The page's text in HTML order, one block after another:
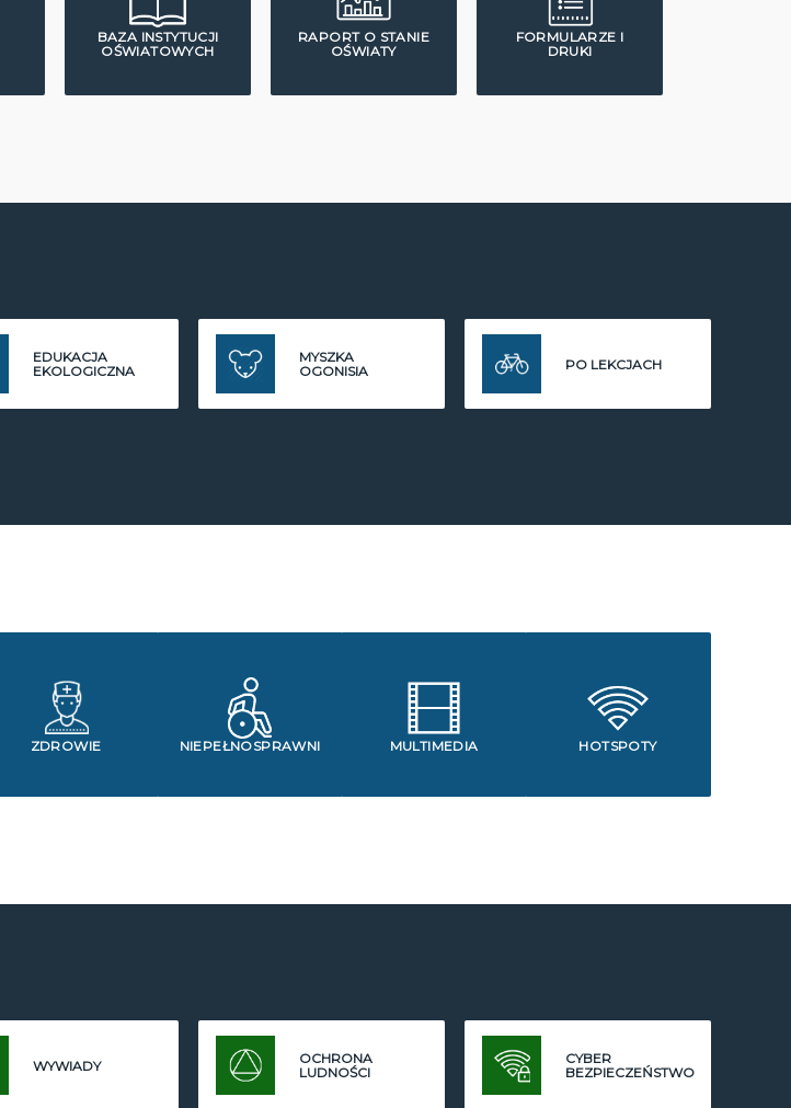
BAZA INSTYTUCJI
OŚWIATOWYCH
RAPORT O STANIE
OŚWIATY
FORMULARZE I
DRUKI
EDUKACJA
EKOLOGICZNA
MYSZKA
OGONISIA
PO LEKCJACH
ZDROWIE NIEPEŁNOSPRAWNI MULTIMEDIA HOTSPOTY
WYWIADY
OCHRONA
LUDNOŚCI
CYBER
BEZPIECZEŃSTWO